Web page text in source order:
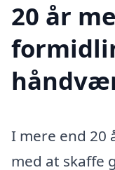
20 år
I mere end 20
med at skaffe